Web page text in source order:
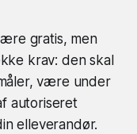
gratis, men
krav: den skal
være under
autoriseret
elleverandør.